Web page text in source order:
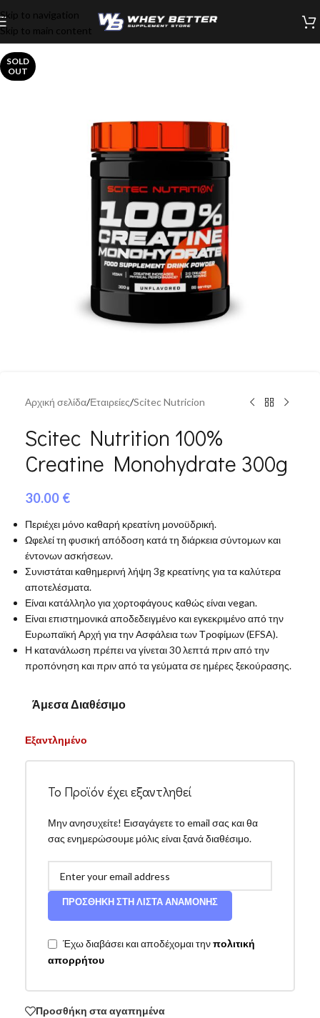
Skip to navigation
Skip to main content
SOLD
OUT
Αρχική σελίδα/Εταιρείες/Scitec Nutricion
Scitec Nutrition 100%
Creatine Monohydrate 300g
30.00 €
Περιέχει μόνο καθαρή κρεατίνη μονοϋδρική.
Ωφελεί τη φυσική απόδοση κατά τη διάρκεια σύντομων και
έντονων ασκήσεων.
Συνιστάται καθημερινή λήψη 3g κρεατίνης για τα καλύτερα
αποτελέσματα.
Είναι κατάλληλο για χορτοφάγους καθώς είναι vegan.
Είναι επιστημονικά αποδεδειγμένο και εγκεκριμένο από την
Ευρωπαϊκή Αρχή για την Ασφάλεια των Τροφίμων (EFSA).
Η κατανάλωση πρέπει να γίνεται 30 λεπτά πριν από την
προπόνηση και πριν από τα γεύματα σε ημέρες ξεκούρασης.
Άμεσα Διαθέσιμο
Εξαντλημένο
Το Προϊόν έχει εξαντληθεί
Μην ανησυχείτε! Εισαγάγετε το email σας και θα
σας ενημερώσουμε μόλις είναι ξανά διαθέσιμο.
ΠΡΟΣΘΉΚΗ ΣΤΗ ΛΊΣΤΑ ΑΝΑΜΟΝΉΣ
Έχω διαβάσει και αποδέχομαι τηνπολιτική
απορρήτου
Προσθήκη στα αγαπημένα